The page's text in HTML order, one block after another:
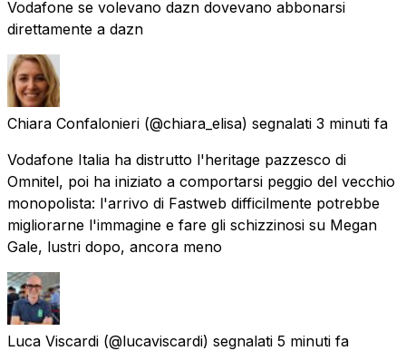
Vodafone se volevano dazn dovevano abbonarsi
direttamente a dazn
Chiara Confalonieri (@chiara_elisa) segnalati 3 minuti fa
Vodafone Italia ha distrutto l'heritage pazzesco di
Omnitel, poi ha iniziato a comportarsi peggio del vecchio
monopolista: l'arrivo di Fastweb difficilmente potrebbe
migliorarne l'immagine e fare gli schizzinosi su Megan
Gale, lustri dopo, ancora meno
Luca Viscardi (@lucaviscardi) segnalati 5 minuti fa